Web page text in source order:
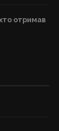
отримав